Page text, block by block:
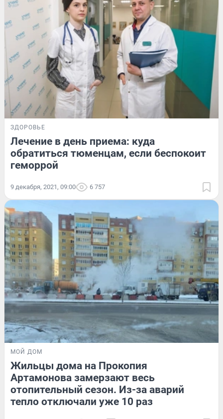
ЗДОРОВЬЕ
Лечение в день приема: куда
обратиться тюменцам, если беспокоит
геморрой
9 декабря, 2021, 09:00 6 757
МОЙ ДОМ
Жильцы дома на Прокопия
Артамонова замерзают весь
отопительный сезон. Из-за аварий
тепло отключали уже 10 раз